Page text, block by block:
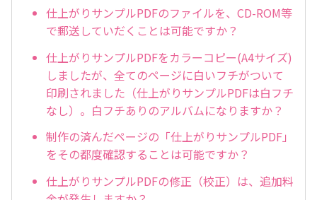
仕上がりサンプルPDFのファイルを、CD-ROM等
で郵送していだくことは可能ですか？
仕上がりサンプルPDFをカラーコピー(A4サイズ)
しましたが、全てのページに白いフチがついて
印刷されました（仕上がりサンプルPDFは白フチ
なし）。白フチありのアルバムになりますか？
制作の済んだページの「仕上がりサンプルPDF」
をその都度確認することは可能ですか？
仕上がりサンプルPDFの修正（校正）は、追加料